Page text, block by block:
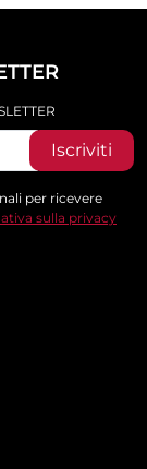
Iscriviti
per ricevere
sulla privacy